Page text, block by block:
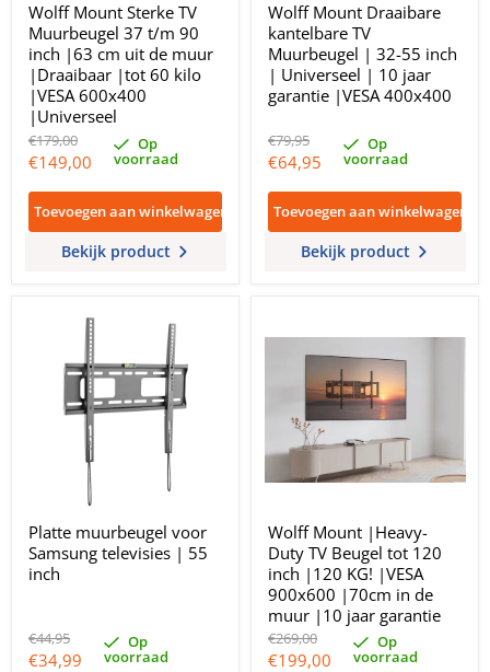
Wolff Mount Sterke TV
Muurbeugel 37 t/m 90
inch |63 cm uit de muur
|Draaibaar |tot 60 kilo
|VESA 600x400
|Universeel
Oorspronkelijke
prijs
€179,00
Huidige
€149,00
Op
voorraad
Toevoegen aan winkelwagen
Bekijk product
Wolff Mount Draaibare
kantelbare TV
Muurbeugel | 32-55 inch
| Universeel | 10 jaar
garantie |VESA 400x400
Oorspronkelijke
prijs
€79,95
Huidige
€64,95
Op
voorraad
Toevoegen aan winkelwagen
Bekijk product
Platte muurbeugel voor
Samsung televisies | 55
inch
Oorspronkelijke
prijs
€44,95
Huidige
€34,99
Op
voorraad
Wolff Mount |Heavy-
Duty TV Beugel tot 120
inch |120 KG! |VESA
900x600 |70cm in de
muur |10 jaar garantie
Oorspronkelijke
prijs
€269,00
Huidige
€199,00
Op
voorraad